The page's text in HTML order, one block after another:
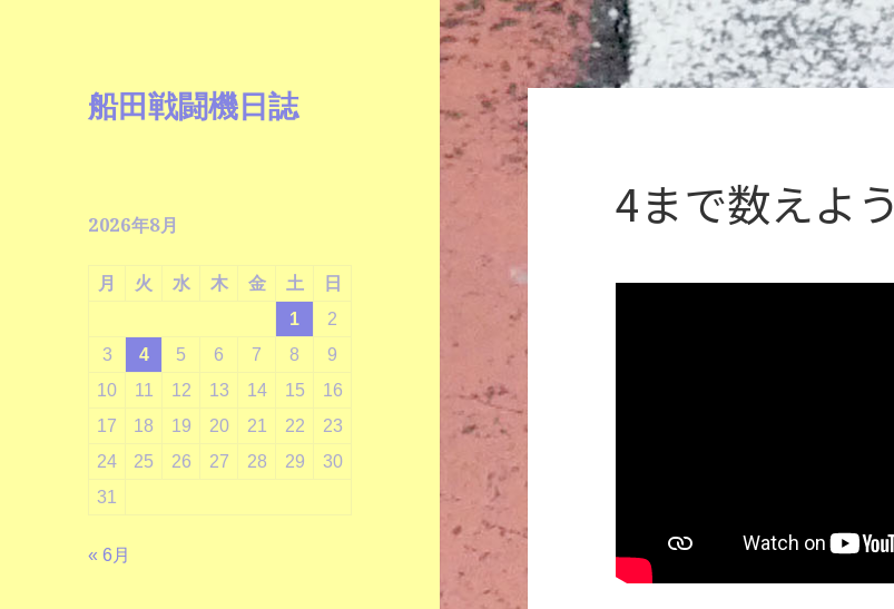
船田戦闘機日誌
2026年8月
月 火 水 木 金 土
日
1
2
3
4 5 6 7 8
9
10
11 12 13 14 15
16
17
18 19 20 21 22
23
24
25 26 27 28 29
30
31
« 6月
4まで数えよう